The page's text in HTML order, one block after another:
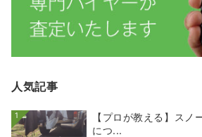
人気記事
1
【プロが教える】スノ
につ...